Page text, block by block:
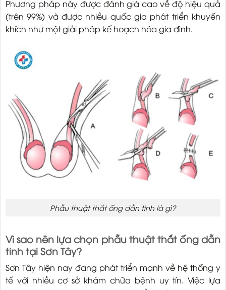
Phương pháp này được đánh giá cao về độ hiệu quả
(trên 99%) và được nhiều quốc gia phát triển khuyến
khích như một giải pháp kế hoạch hóa gia đình.
Phẫu thuật thắt ống dẫn tinh là gì?
Vì sao nên lựa chọn phẫu thuật thắt ống dẫn
tinh tại Sơn Tây?
Sơn Tây hiện nay đang phát triển mạnh về hệ thống y
tế với nhiều cơ sở khám chữa bệnh uy tín. Việc lựa